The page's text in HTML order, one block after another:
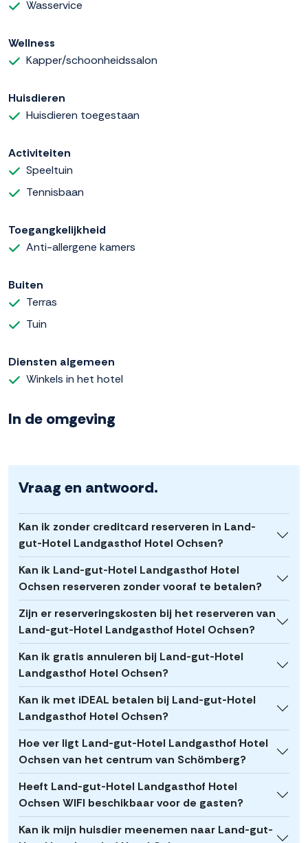
Wasservice
Wellness
Kapper/schoonheidssalon
Huisdieren
Huisdieren toegestaan
Activiteiten
Speeltuin
Tennisbaan
Toegangkelijkheid
Anti-allergene kamers
Buiten
Terras
Tuin
Diensten algemeen
Winkels in het hotel
In de omgeving
Vraag en antwoord.
Kan ik zonder creditcard reserveren in Land-
gut-Hotel Landgasthof Hotel Ochsen?
Kan ik Land-gut-Hotel Landgasthof Hotel
Ochsen reserveren zonder vooraf te betalen?
Zijn er reserveringskosten bij het reserveren van
Land-gut-Hotel Landgasthof Hotel Ochsen?
Kan ik gratis annuleren bij Land-gut-Hotel
Landgasthof Hotel Ochsen?
Kan ik met iDEAL betalen bij Land-gut-Hotel
Landgasthof Hotel Ochsen?
Hoe ver ligt Land-gut-Hotel Landgasthof Hotel
Ochsen van het centrum van Schömberg?
Heeft Land-gut-Hotel Landgasthof Hotel
Ochsen WIFI beschikbaar voor de gasten?
Kan ik mijn huisdier meenemen naar Land-gut-